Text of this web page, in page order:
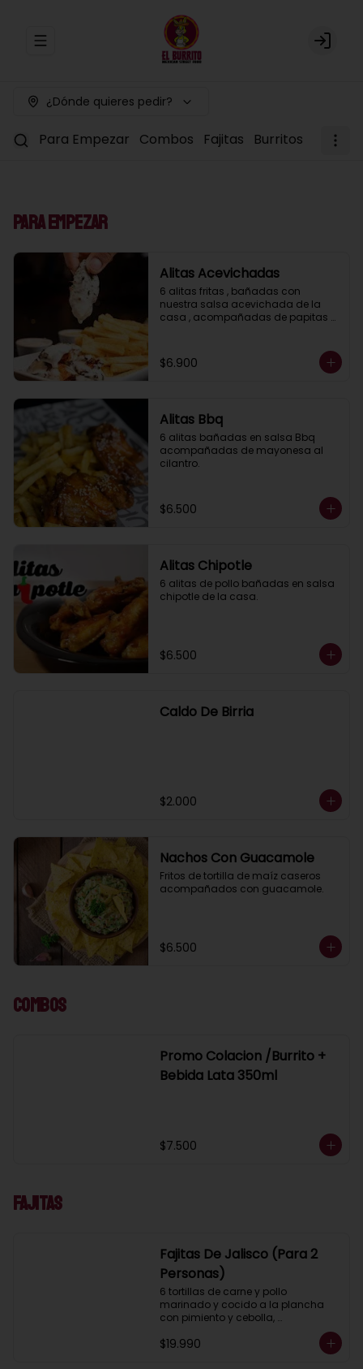
Abrir menu de navegación Login
¿Dónde quieres pedir?
Para Empezar Combos Fajitas Burritos Tacos
Para Empezar
Alitas Acevichadas
6 alitas fritas , bañadas con
nuestra salsa acevichada de la
casa , acompañadas de papitas
$6.900
Alitas Bbq
6 alitas bañadas en salsa Bbq
acompañadas de mayonesa al
cilantro.
$6.500
Alitas Chipotle
6 alitas de pollo bañadas en salsa
chipotle de la casa.
$6.500
Caldo De Birria
$2.000
Nachos Con Guacamole
Fritos de tortilla de maíz caseros
acompañados con guacamole.
$6.500
Combos
Promo Colacion /Burrito +
Bebida Lata 350ml
$7.500
Fajitas
Fajitas De Jalisco (Para 2
Personas)
6 tortillas de carne y pollo
marinado y cocido a la plancha
con pimiento y cebolla,
acompañados con pico de gallo,
lechuga, guacamole, salsa ranch
$19.990